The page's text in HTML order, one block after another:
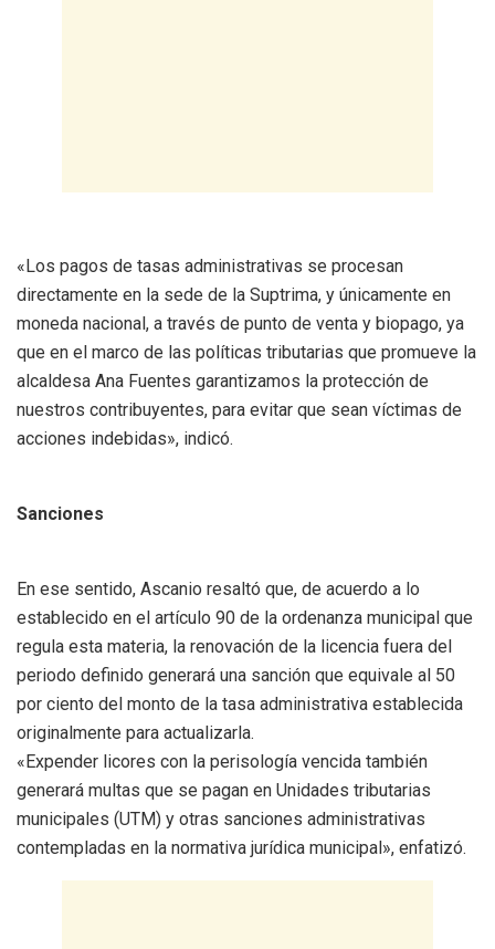
«Los pagos de tasas administrativas se procesan
directamente en la sede de la Suptrima, y únicamente en
moneda nacional, a través de punto de venta y biopago, ya
que en el marco de las políticas tributarias que promueve la
alcaldesa Ana Fuentes garantizamos la protección de
nuestros contribuyentes, para evitar que sean víctimas de
acciones indebidas», indicó.
Sanciones
En ese sentido, Ascanio resaltó que, de acuerdo a lo
establecido en el artículo 90 de la ordenanza municipal que
regula esta materia, la renovación de la licencia fuera del
periodo definido generará una sanción que equivale al 50
por ciento del monto de la tasa administrativa establecida
originalmente para actualizarla.
«Expender licores con la perisología vencida también
generará multas que se pagan en Unidades tributarias
municipales (UTM) y otras sanciones administrativas
contempladas en la normativa jurídica municipal», enfatizó.